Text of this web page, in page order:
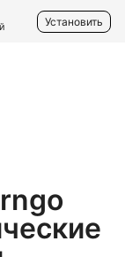
Установить